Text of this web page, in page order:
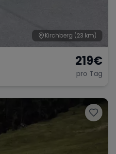
Kirchberg (23 km)
219€
pro Tag